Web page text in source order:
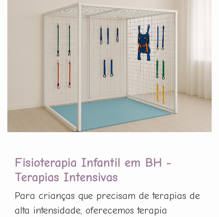
Fisioterapia Infantil em BH -
Terapias Intensivas
Para crianças que precisam de terapias de
alta intensidade, oferecemos terapia